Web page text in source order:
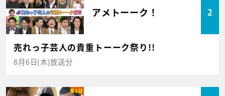
アメトーーク！ 2
売れっ子芸人の貴重トーーク祭り!!
8月6日(木)放送分